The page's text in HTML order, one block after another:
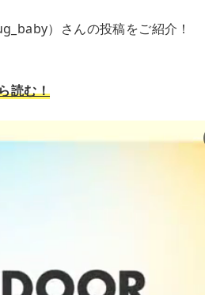
）さんの投稿をご紹介！
読む！